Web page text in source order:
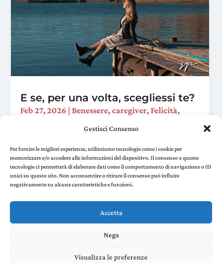
Gestisci Consenso
Per fornire le migliori esperienze, utilizziamo tecnologie come i cookie per
memorizzare e/o accedere alle informazioni del dispositivo. Il consenso a queste
tecnologie ci permetterà di elaborare dati come il comportamento di navigazione o ID
unici su questo sito. Non acconsentire o ritirare il consenso può influire
negativamente su alcune caratteristiche e funzioni.
Accetta
Nega
Visualizza le preferenze
E se, per una volta, scegliessi te?
Feb 27, 2026 |Benessere,caregiver,Felicità,
la casa, risposto a quella mail che "ci voleva un
attimo". Ti siedi sul divano e realizzi che non hai
fatto una sola cosa per te in tutto il...
and Cookie Policycreated by Environments di